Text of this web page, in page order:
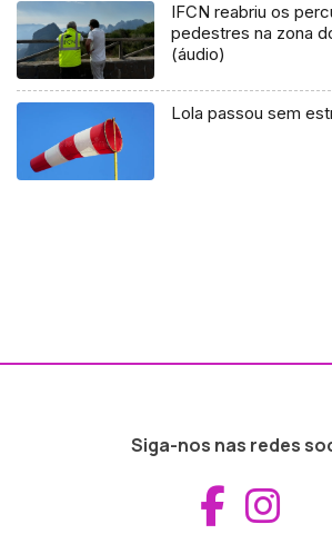
IFCN reabriu os
pedestres na zona
(áudio)
Lola passou sem
Siga-nos nas redes